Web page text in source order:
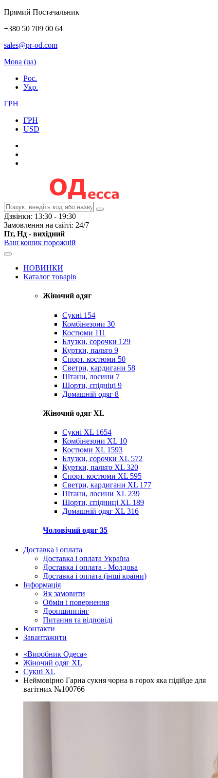
Прямий Постачальник
+380 50 709 00 64
sales@pr-od.com
Мова (ua)
Рос.
Укр.
ГРН
ГРН
USD
Дзвінки: 13:30 - 19:30
Замовлення на сайті: 24/7
Пт, Нд - вихідний
Ваш кошик порожній
НОВИНКИ
Каталог товарів
Жіночий одяг
Сукні 154
Комбінезони 30
Костюми 111
Блузки, сорочки 129
Куртки, пальто 9
Спорт. костюми 50
Светри, кардигани 58
Штани, лосини 7
Шорти, спідніці 9
Домашній одяг 8
Жіночий одяг XL
Cукні XL 1654
Комбінезони XL 10
Костюми XL 1593
Блузки, сорочки XL 572
Куртки, пальто XL 320
Спорт. костюми XL 595
Светри, кардигани XL 177
Штани, лосини XL 239
Шорти, спідниці XL 189
Домашній одяг XL 316
Чоловічий одяг 35
Доставка і оплата
Доставка і оплата Україна
Доставка і оплата - Молдова
Доставка і оплата (інші країни)
Інформація
Як замовити
Обмін і повернення
Дропшиппінг
Питання та відповіді
Контакти
Завантажити
«Виробник Одеса»
Жіночий одяг XL
Cукні XL
Неймовірно Гарна сукня чорна в горох яка підійде для
вагітних №100766